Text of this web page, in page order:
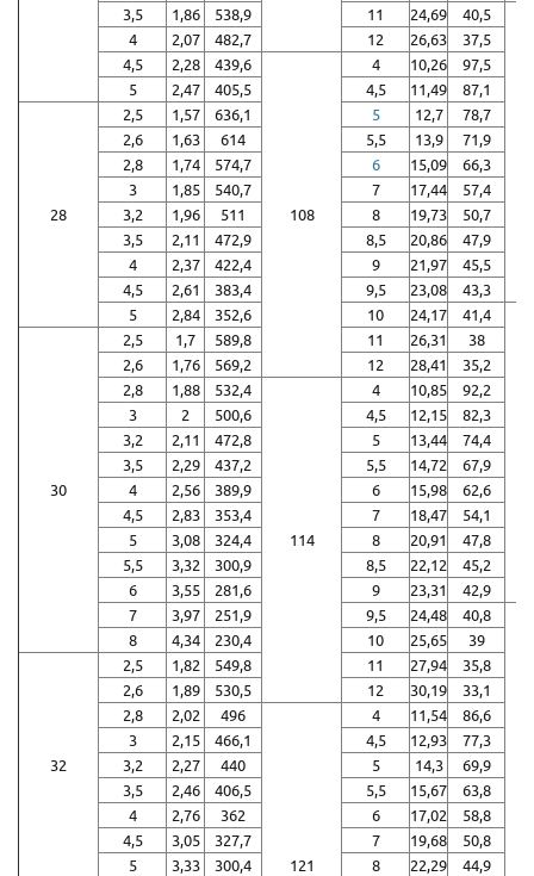
3,5
1,86 538,9 11 24,69 40,5
4 2,07 482,7 12 26,63
37,5
4,5
2,28 439,6
108
4 10,26
97,5
5
2,47 405,5 4,5 11,49 87,1
28
2,5 1,57 636,1 5 12,7
78,7
2,6
1,63 614 5,5 13,9
71,9
2,8
1,74 574,7 6 15,09
66,3
3
1,85 540,7 7 17,44
57,4
3,2
1,96 511 8 19,73
50,7
3,5
2,11 472,9 8,5 20,86
47,9
4
2,37 422,4 9 21,97
45,5
4,5
2,61 383,4 9,5 23,08
43,3
5
2,84 352,6 10 24,17 41,4
30
2,5 1,7 589,8 11 26,31
38
2,6
1,76 569,2 12 28,41
35,2
2,8
1,88 532,4
114
4 10,85
92,2
3
2 500,6 4,5 12,15
82,3
3,2
2,11 472,8 5 13,44
74,4
3,5
2,29 437,2 5,5 14,72
67,9
4
2,56 389,9 6 15,98
62,6
4,5
2,83 353,4 7 18,47
54,1
5
3,08 324,4 8 20,91
47,8
5,5
3,32 300,9 8,5 22,12
45,2
6
3,55 281,6 9 23,31
42,9
7
3,97 251,9 9,5 24,48 40,8
8 4,34 230,4 10 25,65 39
32
2,5 1,82 549,8 11 27,94
35,8
2,6
1,89 530,5 12 30,19
33,1
2,8
2,02 496
121
4 11,54
86,6
3
2,15 466,1 4,5 12,93
77,3
3,2
2,27 440 5 14,3
69,9
3,5
2,46 406,5 5,5 15,67
63,8
4
2,76 362 6 17,02
58,8
4,5
3,05 327,7 7 19,68
50,8
5
3,33 300,4 8 22,29 44,9